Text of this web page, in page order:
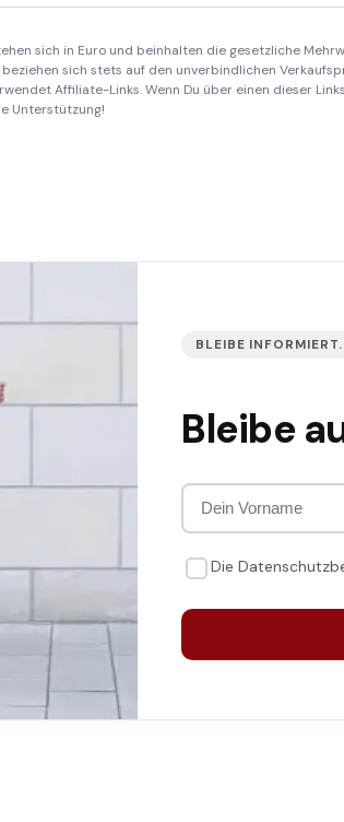
sich in Euro und beinhalten die gesetzliche
sich stets auf den unverbindlichen
Affiliate-Links. Wenn Du über einen dieser
Unterstützung!
BLEIBE
Bleibe
Die